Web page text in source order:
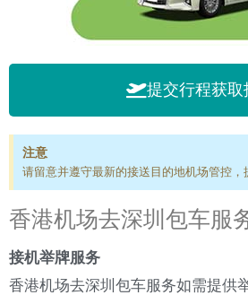
提交行程获取
注意
请留意并遵守最新的接送目的地机场管控
香港机场去深圳包车服
接机举牌服务
香港机场去深圳包车服务如需提供